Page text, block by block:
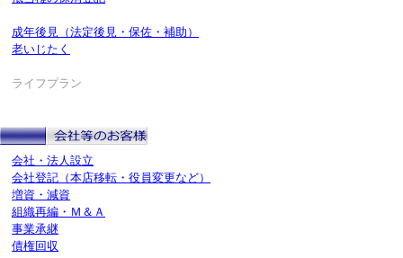
成年後見（法定後見・保佐・補助）
老いじたく
ライフプラン
会社・法人設立
会社登記（本店移転・役員変更など）
増資・減資
組織再編・Ｍ＆Ａ
事業承継
債権回収